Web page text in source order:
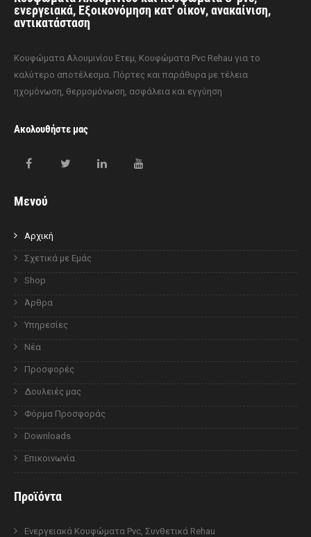
ενεργειακά, Εξοικονόμηση κατ' οίκον, ανακαίνιση,
αντικατάσταση
Κουφώματα Αλουμινίου Ετεμ, Κουφώματα Pvc Rehau για το
καλύτερο αποτέλεσμα. Πόρτες και παράθυρα με τέλεια
ηχομόνωση, θερμομόνωση, ασφάλεια και εγγύηση
Ακολουθήστε μας
Μενού
Αρχική
Σχετικά με Εμάς
Shop
Άρθρα
Υπηρεσίες
Νέα
Προσφορές
Δουλειές μας
Φόρμα Προσφοράς
Downloads
Επικοινωνία
Προϊόντα
Ενεργειακά Κουφώματα Pvc, Συνθετικά Rehau